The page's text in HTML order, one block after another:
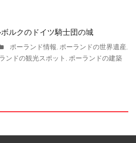
ルクのドイツ騎士団の城
ポーランド情報, ポーランドの世界遺産,
ンドの観光スポット , ポーランドの建築